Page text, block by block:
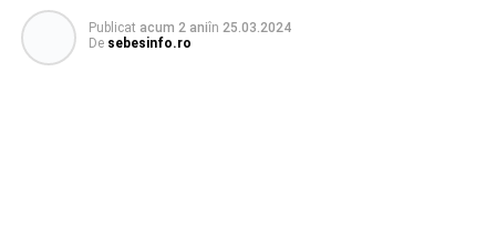
Publicat acum 2 aniîn 25.03.2024
De sebesinfo.ro